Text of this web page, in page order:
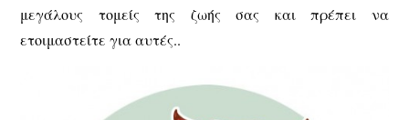
μεγάλους τομείς της ζωής σας και πρέπει να
ετοιμαστείτε για αυτές..